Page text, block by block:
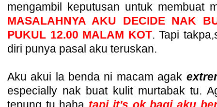
mengambil keputusan untuk membuat
MASALAHNYA AKU DECIDE NAK
PUKUL 12.00 MALAM KOT. Tapi
diri punya pasal aku teruskan.
Aku akui la benda ni macam agak
especially nak buat kulit murtabak tu.